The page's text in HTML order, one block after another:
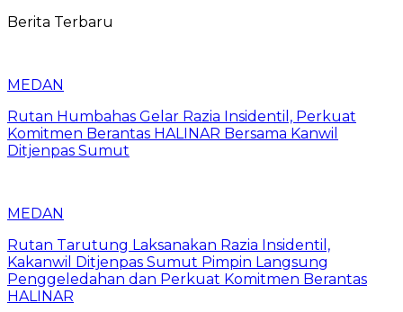
Berita Terbaru
MEDAN
Rutan Humbahas Gelar Razia Insidentil, Perkuat
Komitmen Berantas HALINAR Bersama Kanwil
Ditjenpas Sumut
MEDAN
Rutan Tarutung Laksanakan Razia Insidentil,
Kakanwil Ditjenpas Sumut Pimpin Langsung
Penggeledahan dan Perkuat Komitmen Berantas
HALINAR